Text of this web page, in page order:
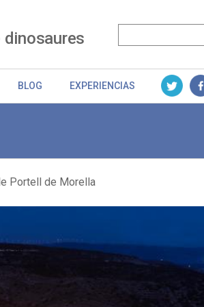
dinosaures
BLOG EXPERIENCIAS
Portell de Morella